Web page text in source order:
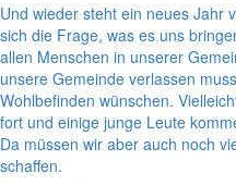
Und wieder steht ein neues Jahr
sich die Frage, was es uns
allen Menschen in unserer
unsere Gemeinde verlassen
Wohlbefinden wünschen.
fort und einige junge Leute
Da müssen wir aber auch noch
schaffen.